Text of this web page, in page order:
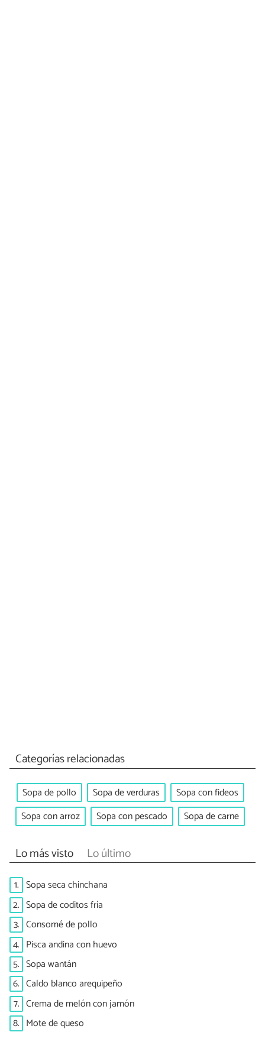
Categorías relacionadas
Sopa de pollo Sopa de verduras
Sopa con fideos
Sopa con arroz
Sopa con pescado Sopa de carne
Lo más visto Lo último
1. Sopa seca chinchana
2. Sopa de coditos fría
3. Consomé de pollo
4. Pisca andina con huevo
5. Sopa wantán
6. Caldo blanco arequipeño
7. Crema de melón con jamón
8. Mote de queso